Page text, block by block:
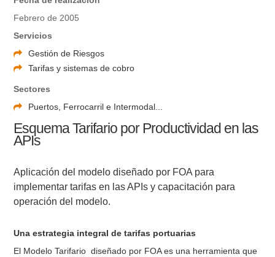
Febrero de 2005
Servicios
Gestión de Riesgos
Tarifas y sistemas de cobro
Sectores
Puertos, Ferrocarril e Intermodal...
Esquema Tarifario por Productividad en las
APIs
Aplicación del modelo diseñado por FOA para
implementar tarifas en las APIs y capacitación para
operación del modelo.
Una estrategia integral de tarifas portuarias
El Modelo Tarifario diseñado por FOA es una herramienta que